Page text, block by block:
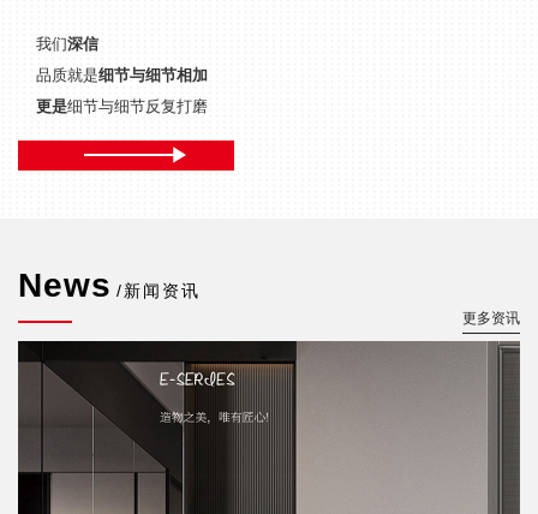
我们深信
品质就是细节与细节相加
更是细节与细节反复打磨
News /新闻资讯
更多资讯